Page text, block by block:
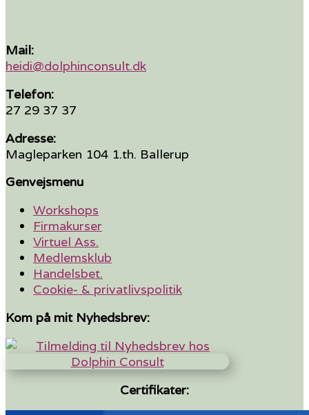
Mail:
heidi@dolphinconsult.dk
Telefon:
27 29 37 37
Adresse:
Magleparken 104 1.th. Ballerup
Genvejsmenu
Workshops
Firmakurser
Virtuel Ass.
Medlemsklub
Handelsbet.
Cookie- & privatlivspolitik
Kom på mit Nyhedsbrev:
Certifikater: